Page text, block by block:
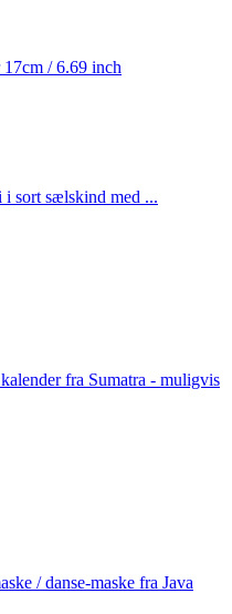
/ 6.69 inch
i sort sælskind med ...
fra Sumatra - muligvis
/ danse-maske fra Java